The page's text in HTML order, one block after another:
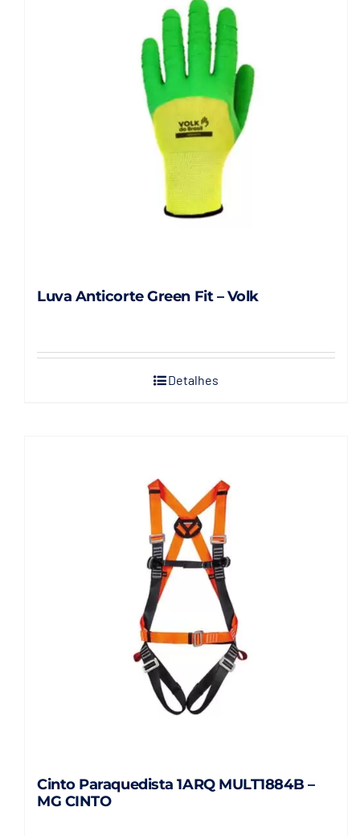
Luva Anticorte Green Fit – Volk
Detalhes
Cinto Paraquedista 1ARQ MULT1884B –
MG CINTO